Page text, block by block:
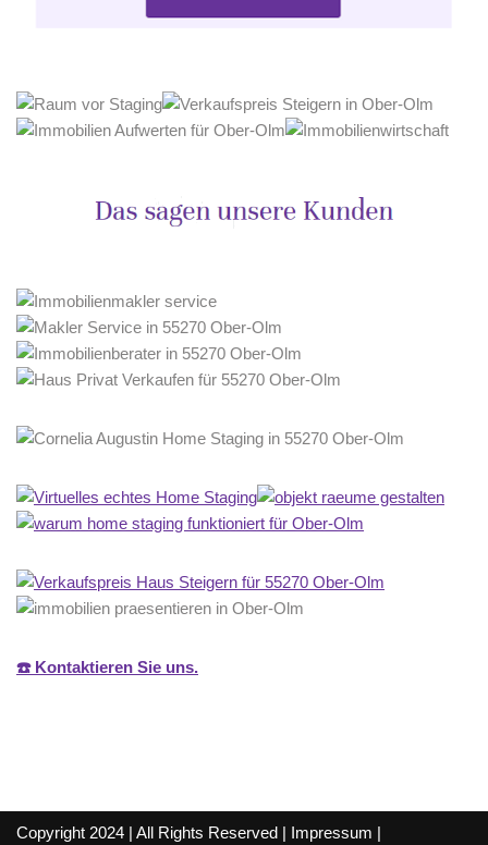
☎️ Kontaktieren Sie uns.
Copyright 2024 | All Rights Reserved | Impressum |